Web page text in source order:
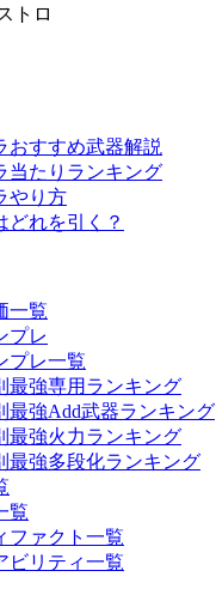
トロ
おすすめ武器解説
当たりランキング
やり方
どれを引く？
一覧
プレ
プレ一覧
最強専用ランキング
最強Add武器ランキング
最強火力ランキング
最強多段化ランキング
覧
ファクト一覧
ビリティ一覧